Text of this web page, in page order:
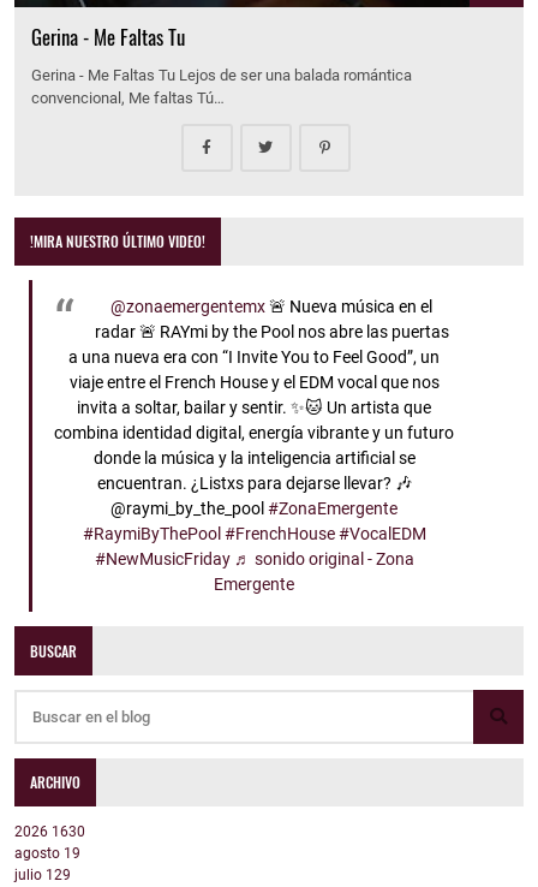
Gerina - Me Faltas Tu
Gerina - Me Faltas Tu Lejos de ser una balada romántica
convencional, Me faltas Tú…
!MIRA NUESTRO ÚLTIMO VIDEO!
@zonaemergentemx🚨 Nueva música en el
radar 🚨 RAYmi by the Pool nos abre las puertas
a una nueva era con “I Invite You to Feel Good”, un
viaje entre el French House y el EDM vocal que nos
invita a soltar, bailar y sentir. ✨🐱 Un artista que
combina identidad digital, energía vibrante y un futuro
donde la música y la inteligencia artificial se
encuentran. ¿Listxs para dejarse llevar? 🎶
@raymi_by_the_pool#ZonaEmergente
#RaymiByThePool #FrenchHouse #VocalEDM
#NewMusicFriday ♬ sonido original - Zona
Emergente
BUSCAR
ARCHIVO
2026 1630
agosto 19
julio 129